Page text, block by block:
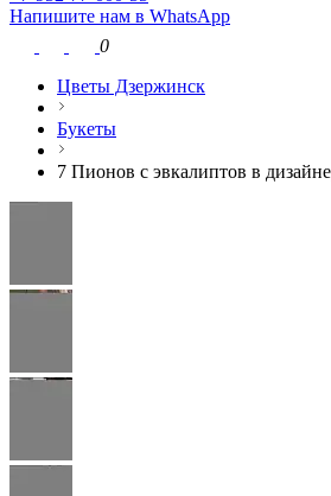
Напишите нам в WhatsApp
0
Цветы Дзержинск
Букеты
7 Пионов с эвкалиптов в